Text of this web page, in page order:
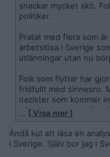
snackar mycket skit.
politiker.
Pratat med flera som
arbetslösa i Sverige
utlänningar utan nu
Folk som flyttar har
fridfullt med sinnesro.
nazister som kommer
islamister som tar över
södra Europa kvittar.
sitter det ett par
många i Sverige mår
fräsa på sin
… [ Visa mer ]
Ändå kul att läsa en
i Sverige. Själv bor jag i